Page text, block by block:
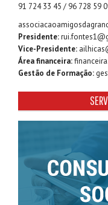
91 724 33 45 / 96 728 59
Presidente:
Vice-Presidente:
Área financeira:
Gestão de Formação: